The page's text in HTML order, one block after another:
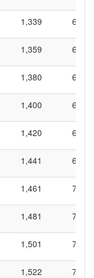
1,339 6,4
1,359 6,5
1,380 6,6
1,400 6,7
1,420 6,8
1,441 6,9
1,461 7,0
1,481 7,1
1,501 7,2
1,522 7,3